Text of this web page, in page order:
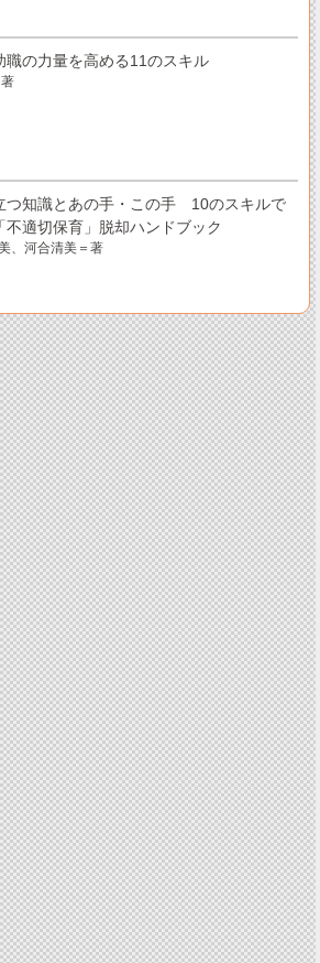
職の力量を高める11のスキル
つ知識とあの手・この手 10のスキルで
不適切保育」脱却ハンドブック
、河合清美＝著